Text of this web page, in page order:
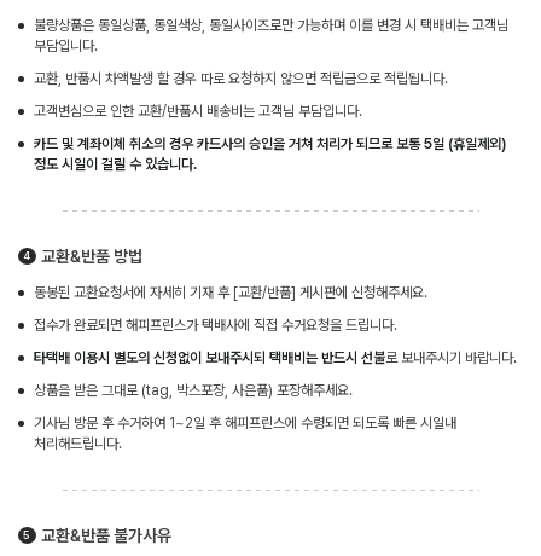
불량상품은 동일상품, 동일색상, 동일사이즈로만 가능하며 이를 변경 시 택배비는 고객님
부담입니다.
교환, 반품시 차액발생 할 경우 따로 요청하지 않으면 적립금으로 적립됩니다.
고객변심으로 인한 교환/반품시 배송비는 고객님 부담입니다.
카드 및 계좌이체 취소의 경우 카드사의 승인을 거쳐 처리가 되므로 보통 5일 (휴일제외)
정도 시일이 걸릴 수 있습니다.
교환&반품 방법
동봉된 교환요청서에 자세히 기재 후 [교환/반품] 게시판에 신청해주세요.
접수가 완료되면 해피프린스가 택배사에 직접 수거요청을 드립니다.
타택배 이용시 별도의 신청없이 보내주시되 택배비는 반드시 선불로 보내주시기 바랍니다.
상품을 받은 그대로 (tag, 박스포장, 사은품) 포장해주세요.
기사님 방문 후 수거하여 1~2일 후 해피프린스에 수령되면 되도록 빠른 시일내
처리해드립니다.
교환&반품 불가사유